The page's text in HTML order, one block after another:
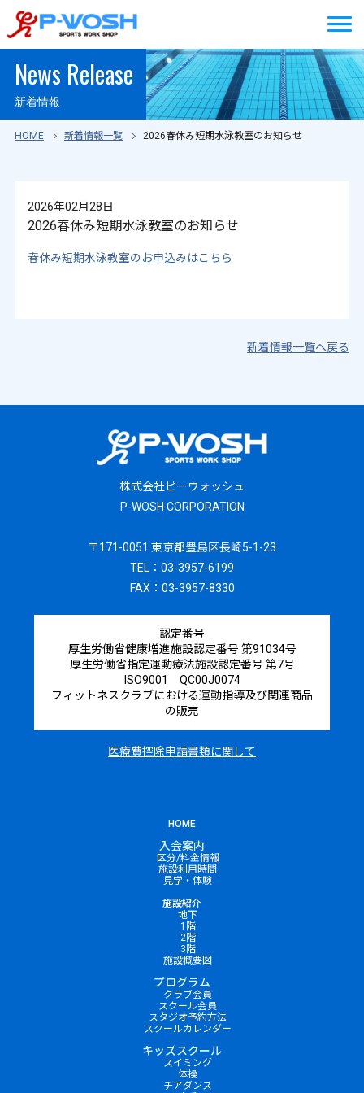
News Release
新着情報
HOME 新着情報一覧 2026春休み短期水泳教室のお知らせ
2026年02月28日
2026春休み短期水泳教室のお知らせ
春休み短期水泳教室のお申込みはこちら
新着情報一覧へ戻る
株式会社ピーウォッシュ
P-WOSH CORPORATION
〒171-0051 東京都豊島区長崎5-1-23
TEL：03-3957-6199
FAX：03-3957-8330
認定番号
厚生労働省健康増進施設認定番号 第91034号
厚生労働省指定運動療法施設認定番号 第7号
ISO9001 QC00J0074
フィットネスクラブにおける運動指導及び関連商品
の販売
医療費控除申請書類に関して
HOME
入会案内
区分/料金情報
施設利用時間
見学・体験
施設紹介
地下
1階
2階
3階
施設概要図
プログラム
クラブ会員
スクール会員
スタジオ予約方法
スクールカレンダー
キッズスクール
スイミング
体操
チアダンス